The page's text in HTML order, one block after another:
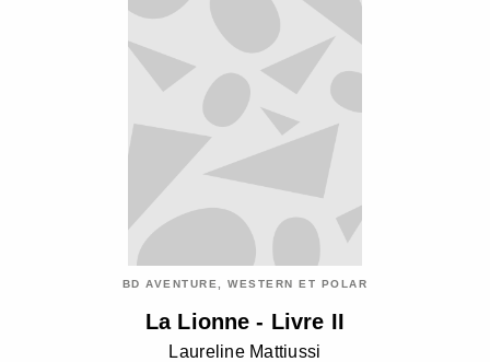
BD AVENTURE, WESTERN ET POLAR
La Lionne - Livre II
Laureline Mattiussi